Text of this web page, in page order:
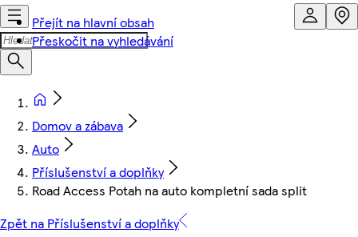
Přejít na hlavní obsah
Přeskočit na vyhledávání
Domov a zábava
Auto
Příslušenství a doplňky
Road Access Potah na auto kompletní sada split
Zpět na Příslušenství a doplňky